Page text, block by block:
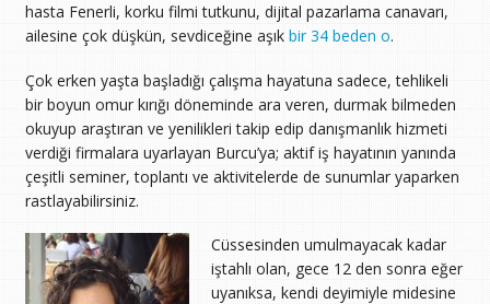
hasta Fenerli, korku filmi tutkunu, dijital pazarlama canavarı,
ailesine çok düşkün, sevdiceğine aşık bir 34 beden o.
Çok erken yaşta başladığı çalışma hayatuna sadece, tehlikeli
bir boyun omur kırığı döneminde ara veren, durmak bilmeden
okuyup araştıran ve yenilikleri takip edip danışmanlık hizmeti
verdiği firmalara uyarlayan Burcu’ya; aktif iş hayatının yanında
çeşitli seminer, toplantı ve aktivitelerde de sunumlar yaparken
rastlayabilirsiniz.
Cüssesinden umulmayacak kadar
iştahlı olan, gece 12 den sonra eğer
uyanıksa, kendi deyimiyle midesine